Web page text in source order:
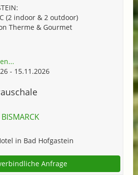
(2 indoor & 2 outdoor)
Therme & Gourmet
- 15.11.2026
in Bad Hofgastein
Anfrage